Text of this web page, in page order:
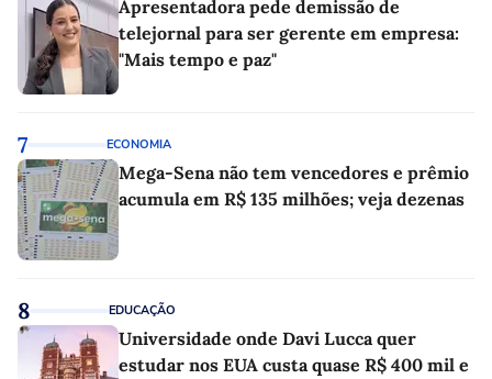
Apresentadora pede demissão de
telejornal para ser gerente em empresa:
"Mais tempo e paz"
7 ECONOMIA
Mega-Sena não tem vencedores e prêmio
acumula em R$ 135 milhões; veja dezenas
8 EDUCAÇÃO
Universidade onde Davi Lucca quer
estudar nos EUA custa quase R$ 400 mil e